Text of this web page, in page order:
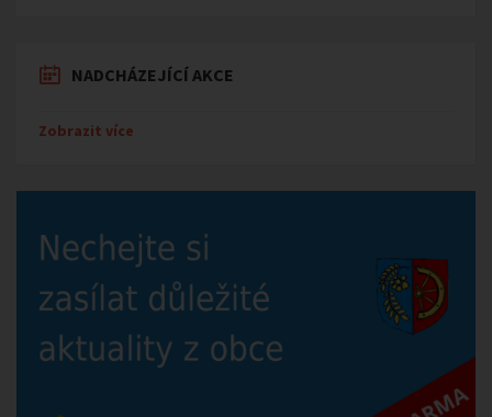
NADCHÁZEJÍCÍ AKCE
Zobrazit více